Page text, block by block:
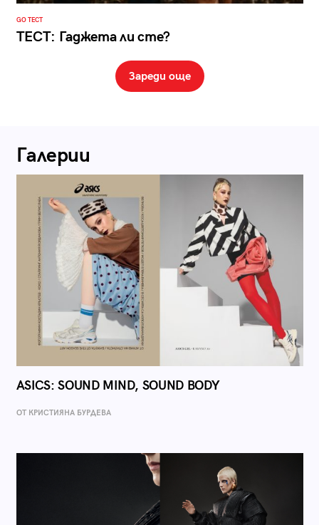
GO ТЕСТ
ТЕСТ: Гаджета ли сте?
Зареди още
Галерии
ASICS: SOUND MIND, SOUND BODY
ОТ КРИСТИЯНА БУРДЕВА